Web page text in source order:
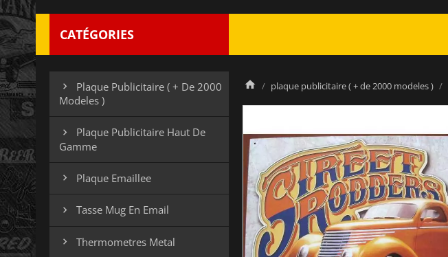
CATÉGORIES

Plaque Publicitaire ( + De 2000
Modeles )

Plaque Publicitaire Haut De
Gamme
 Plaque Emaillee
 Tasse Mug En Email
 Thermometres Metal
plaque publicitaire ( + de 2000 modeles )